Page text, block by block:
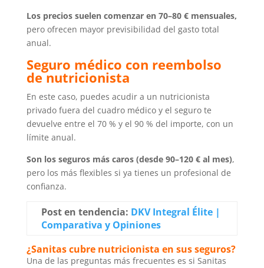
Los precios suelen comenzar en 70–80 € mensuales,
pero ofrecen mayor previsibilidad del gasto total
anual.
Seguro médico con reembolso
de nutricionista
En este caso, puedes acudir a un nutricionista
privado fuera del cuadro médico y el seguro te
devuelve entre el 70 % y el 90 % del importe, con un
límite anual.
Son los seguros más caros (desde 90–120 € al mes),
pero los más flexibles si ya tienes un profesional de
confianza.
Post en tendencia: DKV Integral Élite |
Comparativa y Opiniones
¿Sanitas cubre nutricionista en sus seguros?
Una de las preguntas más frecuentes es si Sanitas